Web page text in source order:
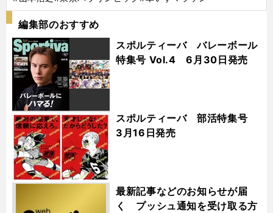
編集部のおすすめ
スポルティーバ バレーボール
特集号 Vol.4 6月30日発売
スポルティーバ 部活特集号
3月16日発売
最新記事などのお知らせが届
く プッシュ通知を受け取る方